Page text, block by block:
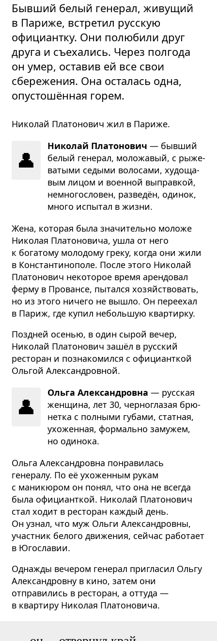
Бывший белый генерал, живущий
в Париже, встретил русскую
официантку. Они полюбили друг
друга и съехались. Через полгода
он умер, оставив ей все свои
сбережения. Она осталась одна,
опустошённая горем.
Николай Платонович жил в Париже.
👤
Николай Платонович — быв­ший
белый гене­рал, моло­жа­вый, с рыже­
ва­тыми седыми воло­сами, худо­ща­
вым лицом и воен­ной выправ­кой,
немно­го­сло­вен, раз­ведён, оди­нок,
много испы­тал в жизни.
Жена, которая была значительно моложе
Николая Платоновича, ушла от него
к богатому молодому греку, когда они жили
в Константинополе. После этого Николай
Платонович некоторое время арендовал
ферму в Провансе, пытался хозяйствовать,
но из этого ничего не вышло. Он переехал
в Париж, где купил небольшую квартирку.
Поздней осенью, в один сырой вечер,
Николай Платонович зашёл в русский
ресторан и познакомился с официанткой
Ольгой Александровной.
👤
Ольга Александровна — рус­ская
жен­щина, лет 30, чер­но­гла­зая брю­
нетка с пол­ными губами, стат­ная,
ухо­жен­ная, фор­мально заму­жем,
но оди­нока.
Ольга Александровна понравилась
генералу. По её ухоженным рукам
с маникюром он понял, что она не всегда
была официанткой. Николай Платонович
стал ходит в ресторан каждый день.
Он узнал, что муж Ольги Александровны,
участник белого движения, сейчас работает
в Югославии.
Однажды вечером генерал пригласил Ольгу
Александровну в кино, затем они
отправились в ресторан, а оттуда —
в квартиру Николая Платоновича.